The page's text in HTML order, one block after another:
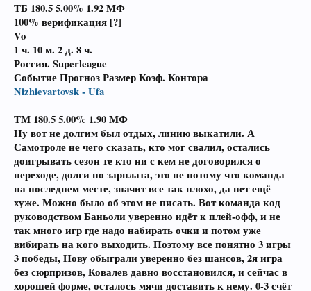
ТБ 180.5 5.00% 1.92МФ
100% верификация [?]
Vo
1 ч. 10 м. 2 д. 8 ч.
Россия. Superleague
Событие Прогноз Размер Коэф. Контора
Nizhievartovsk - Ufa
ТМ 180.5 5.00% 1.90МФ
Ну вот не долгим был отдых, линию выкатили. А
Самотроле не чего сказать, кто мог свалил, остались
доигрывать сезон те кто ни с кем не договорился о
переходе, долги по зарплата, это не потому что команда
на последнем месте, значит все так плохо, да нет ещё
хуже. Можно было об этом не писать. Вот команда код
руководством Баньоли уверенно идёт к плей-офф, и не
так много игр где надо набирать очки и потом уже
вибирать на кого выходить. Поэтому все понятно 3 игры
3 победы, Нову обыграли уверенно без шансов, 2я игра
без сюрпризов, Ковалев давно восстановился, и сейчас в
хорошей форме, осталось мячи доставить к нему. 0-3 счёт